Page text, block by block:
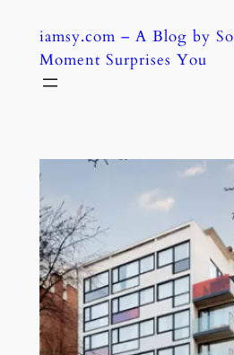
content
iamsy.com – A Blog by
Moment Surprises You